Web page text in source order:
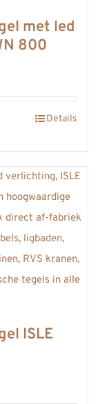
met led
800
Details
ISLE